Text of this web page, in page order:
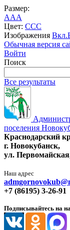
Размер:
AAA
Цвет: CCC
Изображения Вкл.
Обычная версия
Войти
Поиск
Все результаты
поселения
Краснодарский
г. Новокубанск,
ул.
Наш адрес
+7 (86195) 3-26-91
Подписывайтесь на